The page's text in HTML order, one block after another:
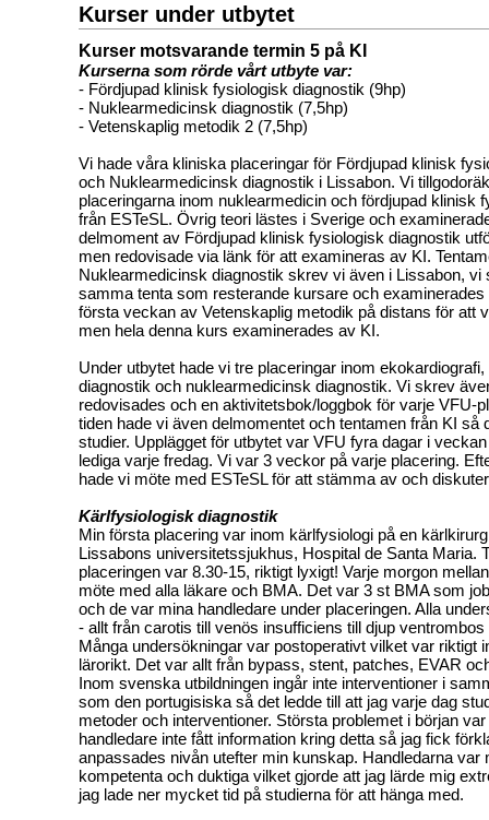
Kurser under utbytet
Kurser motsvarande termin 5 på KI
Kurserna som rörde vårt utbyte var:
- Fördjupad klinisk fysiologisk diagnostik (9hp)
- Nuklearmedicinsk diagnostik (7,5hp)
- Vetenskaplig metodik 2 (7,5hp)
Vi hade våra kliniska placeringar för Fördjupad klinisk
och Nuklearmedicinsk diagnostik i Lissabon. Vi
placeringarna inom nuklearmedicin och fördjupad klinisk
från ESTeSL. Övrig teori lästes i Sverige och
delmoment av Fördjupad klinisk fysiologisk diagnostik
men redovisade via länk för att examineras av KI.
Nuklearmedicinsk diagnostik skrev vi även i Lissabon, vi
samma tenta som resterande kursare och
första veckan av Vetenskaplig metodik på distans för att
men hela denna kurs examinerades av KI.
Under utbytet hade vi tre placeringar inom
diagnostik och nuklearmedicinsk diagnostik. Vi skrev
redovisades och en aktivitetsbok/loggbok för varje VFU-
tiden hade vi även delmomentet och tentamen från KI så
studier. Upplägget för utbytet var VFU fyra dagar i
lediga varje fredag. Vi var 3 veckor på varje placering.
hade vi möte med ESTeSL för att stämma av och
Kärlfysiologisk diagnostik
Min första placering var inom kärlfysiologi på en
Lissabons universitetssjukhus, Hospital de Santa Maria.
placeringen var 8.30-15, riktigt lyxigt! Varje morgon
möte med alla läkare och BMA. Det var 3 st BMA som
och de var mina handledare under placeringen. Alla
- allt från carotis till venös insufficiens till djup
Många undersökningar var postoperativt vilket var riktigt
lärorikt. Det var allt från bypass, stent, patches, EVAR
Inom svenska utbildningen ingår inte interventioner i
som den portugisiska så det ledde till att jag varje dag
metoder och interventioner. Största problemet i början
handledare inte fått information kring detta så jag fick
anpassades nivån utefter min kunskap. Handledarna var
kompetenta och duktiga vilket gjorde att jag lärde mig
jag lade ner mycket tid på studierna för att hänga med.